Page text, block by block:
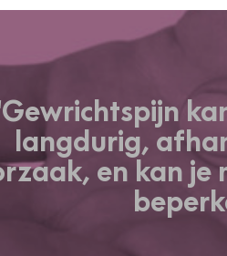
langdurig,
en kan je